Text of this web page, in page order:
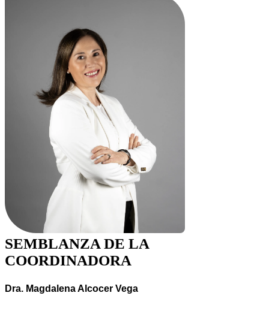
SEMBLANZA DE LA
COORDINADORA
Dra. Magdalena Alcocer Vega